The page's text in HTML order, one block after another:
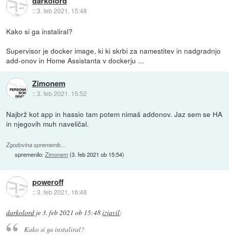
::3. feb 2021, 15:48
Kako si ga instaliral?
Supervisor je docker image, ki ki skrbi za namestitev in nadgradnjo
add-onov in Home Assistanta v dockerju ...
Zimonem
::3. feb 2021, 15:52
Najbrž kot app in hassio tam potem nimaš addonov. Jaz sem se HA
in njegovih muh naveličal.
Zgodovina sprememb…
spremenilo:Zimonem(3. feb 2021 ob 15:54)
poweroff
::3. feb 2021, 16:48
darkolord je3. feb 2021 ob 15:48izjavil:
Kako si ga instaliral?